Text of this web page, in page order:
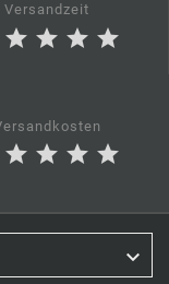
Versandzeit
star star star star
star star star star
